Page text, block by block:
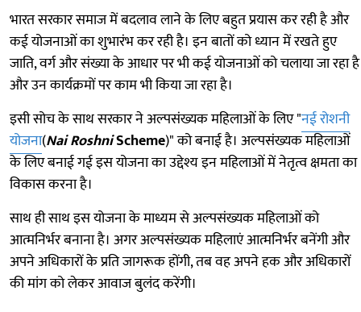
भारत सरकार समाज में बदलाव लाने के लिए बहुत प्रयास कर रही है और
कई योजनाओं का शुभारंभ कर रही है। इन बातों को ध्यान में रखते हुए
जाति, वर्ग और संख्या के आधार पर भी कई योजनाओं को चलाया जा रहा है
और उन कार्यक्रमों पर काम भी किया जा रहा है।
इसी सोच के साथ सरकार ने अल्पसंख्यक महिलाओं के लिए "नई रोशनी
योजना(Nai RoshniScheme)" को बनाई है। अल्पसंख्यक महिलाओं
के लिए बनाई गई इस योजना का उद्देश्य इन महिलाओं में नेतृत्व क्षमता का
विकास करना है।
साथ ही साथ इस योजना के माध्यम से अल्पसंख्यक महिलाओं को
आत्मनिर्भर बनाना है। अगर अल्पसंख्यक महिलाएं आत्मनिर्भर बनेंगी और
अपने अधिकारों के प्रति जागरूक होंगी, तब वह अपने हक और अधिकारों
की मांग को लेकर आवाज बुलंद करेंगी।